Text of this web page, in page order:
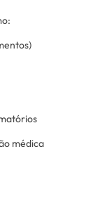
médica